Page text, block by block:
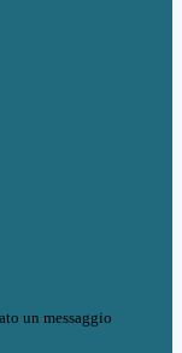
un messaggio